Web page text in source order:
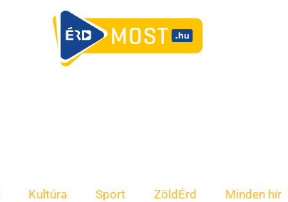
Kultúra Sport ZöldÉrd Minden hír